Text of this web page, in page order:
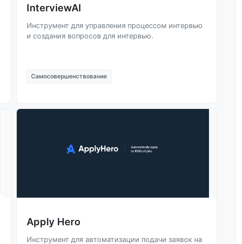
InterviewAI
Инструмент для управления процессом интервью
и создания вопросов для интервью.
Самосовершенствование
Apply Hero
Инструмент для автоматизации подачи заявок на